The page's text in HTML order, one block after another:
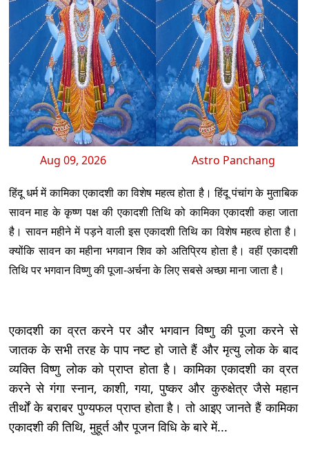
Aug 09, 2026 Astro Panchang
हिंदू धर्म में कामिका एकादशी का विशेष महत्व होता है। हिंदू पंचांग के मुताबिक
सावन माह के कृष्ण पक्ष की एकादशी तिथि को कामिका एकादशी कहा जाता
है। सावन महीने में पड़ने वाली इस एकादशी तिथि का विशेष महत्व होता है।
क्योंकि सावन का महीना भगवान शिव को अतिप्रिय होता है। वहीं एकादशी
तिथि पर भगवान विष्णु की पूजा-अर्चना के लिए सबसे अच्छा माना जाता है।
एकादशी का व्रत करने पर और भगवान विष्णु की पूजा करने से
जातक के सभी तरह के पाप नष्ट हो जाते हैं और मृत्यु लोक के बाद
व्यक्ति विष्णु लोक को प्राप्त होता है। कामिका एकादशी का व्रत
करने से गंगा स्नान, काशी, गया, पुष्कर और कुरुक्षेत्र जैसे महान
तीर्थों के बराबर पुण्यफल प्राप्त होता है। तो आइए जानते हैं कामिका
एकादशी की तिथि, मुहूर्त और पूजन विधि के बारे में...